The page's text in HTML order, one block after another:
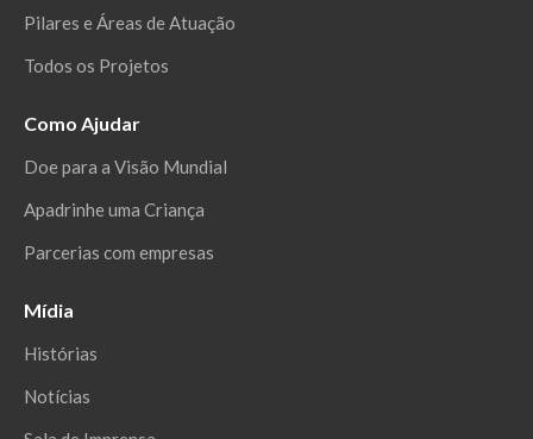
Pilares e Áreas de Atuação
Todos os Projetos
Como Ajudar
Doe para a Visão Mundial
Apadrinhe uma Criança
Parcerias com empresas
Mídia
Histórias
Notícias